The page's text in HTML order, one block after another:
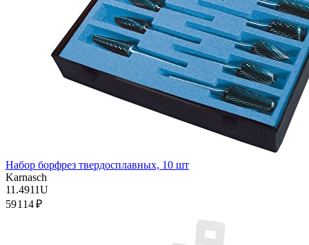
Набор борфрез твердосплавных, 10 шт
Karnasch
11.4911U
59 114 ₽